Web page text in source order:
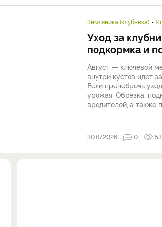
Земляника (клубника)
Уход за
подкормка и
Август — ключевой
внутри кустов идёт
Если пренебречь
урожая. Обрезка,
вредителей, а также
30.07.2026 0